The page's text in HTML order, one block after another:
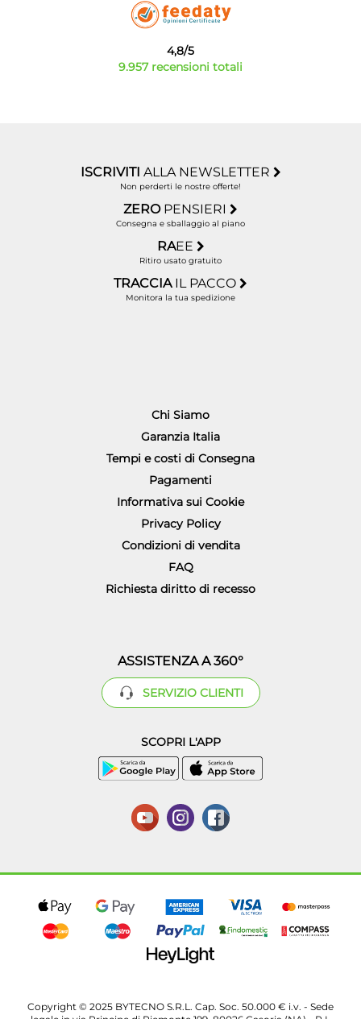
4,8/5
9.957 recensioni totali
ISCRIVITI ALLA NEWSLETTER
Non perderti le nostre offerte!
ZERO PENSIERI
Consegna e sballaggio al piano
RAEE
Ritiro usato gratuito
TRACCIA IL PACCO
Monitora la tua spedizione
Chi Siamo
Garanzia Italia
Tempi e costi di Consegna
Pagamenti
Informativa sui Cookie
Privacy Policy
Condizioni di vendita
FAQ
Richiesta diritto di recesso
ASSISTENZA A 360°
SERVIZIO CLIENTI
SCOPRI L'APP
Copyright © 2025 BYTECNO S.R.L. Cap. Soc. 50.000 € i.v. - Sede